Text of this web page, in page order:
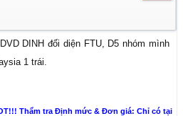
DINH đối diện FTU, D5 nhóm mình
1 trái.
Thẩm tra Định mức & Đơn giá: Chỉ có tại